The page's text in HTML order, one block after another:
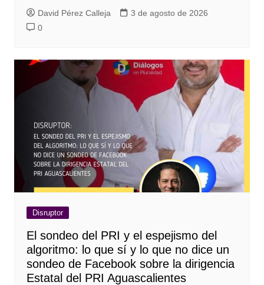
David Pérez Calleja
3 de agosto de 2026
0
Disruptor
El sondeo del PRI y el espejismo del
algoritmo: lo que sí y lo que no dice un
sondeo de Facebook sobre la dirigencia
Estatal del PRI Aguascalientes